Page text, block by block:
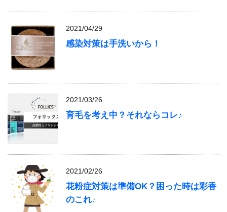
2021/04/29
感染対策は手洗いから！
2021/03/26
育毛を考え中？それならコレ♪
2021/02/26
花粉症対策は準備OK？困った時は彩香
のこれ♪